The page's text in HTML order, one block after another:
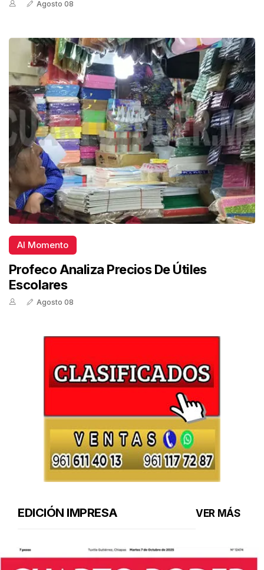
Agosto 08
Al Momento
Profeco Analiza Precios De Útiles
Escolares
Agosto 08
EDICIÓN IMPRESA VER MÁS